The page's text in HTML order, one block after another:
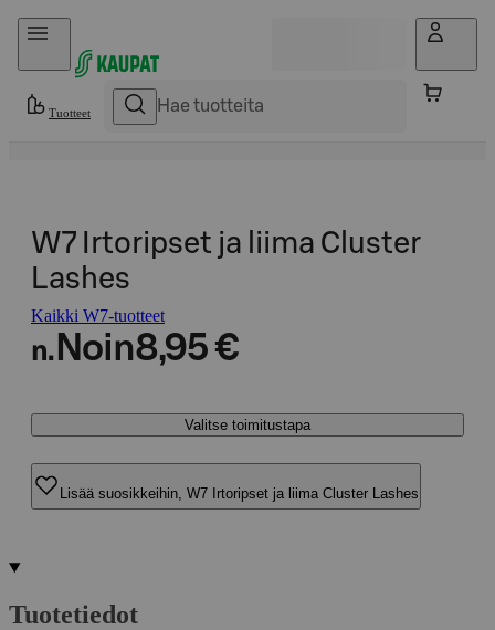
Hyppää sisältöön
Tuotteet
W7 Irtoripset ja liima Cluster
Lashes
Kaikki W7-tuotteet
n. Noin8,95 €
Valitse toimitustapa
Lisää suosikkeihin, W7 Irtoripset ja liima Cluster Lashes
Tuotetiedot